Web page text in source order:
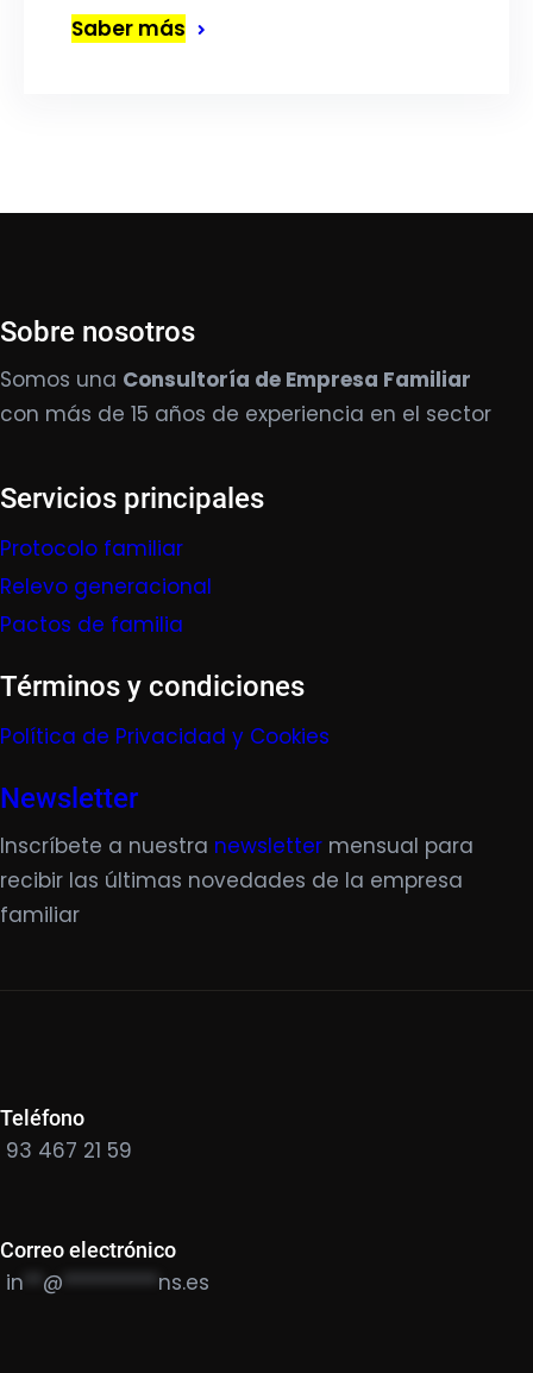
Saber más
Sobre nosotros
Somos una Consultoría de Empresa Familiar
con más de 15 años de experiencia en el sector
Servicios principales
Protocolo familiar
Relevo generacional
Pactos de familia
Términos y condiciones
Política de Privacidad y Cookies
Newsletter
Inscríbete a nuestra newsletter mensual para
recibir las últimas novedades de la empresa
familiar
Teléfono
93 467 21 59
Correo electrónico
in @ ********** ns.es